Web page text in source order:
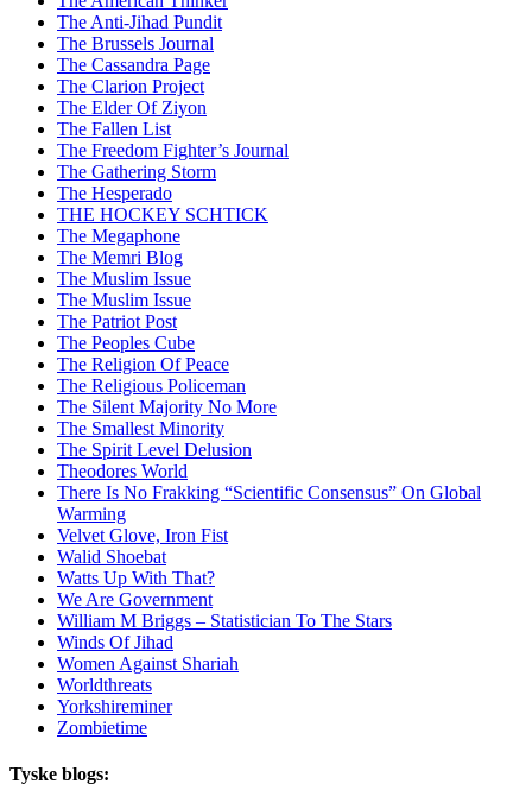
The Anti-Jihad Pundit
The Brussels Journal
The Cassandra Page
The Clarion Project
The Elder Of Ziyon
The Fallen List
The Freedom Fighter’s Journal
The Gathering Storm
The Hesperado
THE HOCKEY SCHTICK
The Megaphone
The Memri Blog
The Muslim Issue
The Muslim Issue
The Patriot Post
The Peoples Cube
The Religion Of Peace
The Religious Policeman
The Silent Majority No More
The Smallest Minority
The Spirit Level Delusion
Theodores World
There Is No Frakking “Scientific Consensus” On Global
Warming
Velvet Glove, Iron Fist
Walid Shoebat
Watts Up With That?
We Are Government
William M Briggs – Statistician To The Stars
Winds Of Jihad
Women Against Shariah
Worldthreats
Yorkshireminer
Zombietime
Tyske blogs: